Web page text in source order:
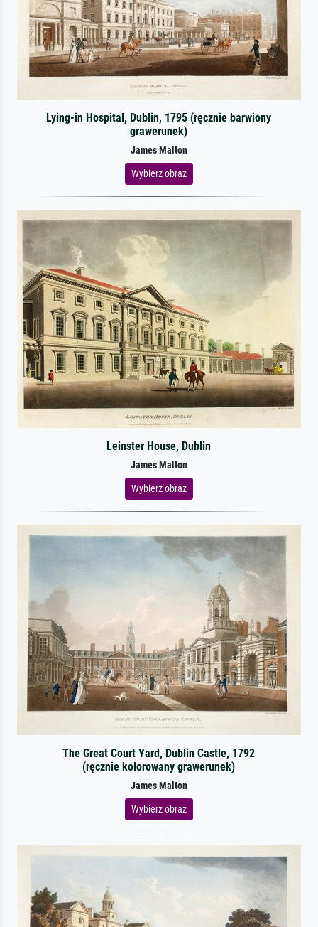
Lying-in Hospital, Dublin, 1795 (ręcznie barwiony
grawerunek)
James Malton
Wybierz obraz
Leinster House, Dublin
James Malton
Wybierz obraz
The Great Court Yard, Dublin Castle, 1792
(ręcznie kolorowany grawerunek)
James Malton
Wybierz obraz